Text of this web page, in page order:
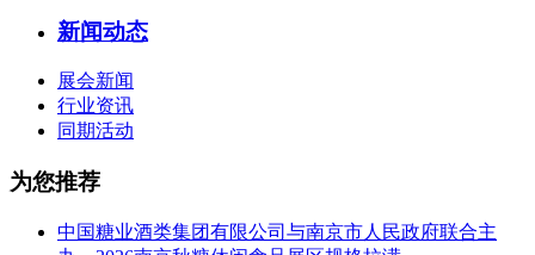
新闻动态
展会新闻
行业资讯
同期活动
为您推荐
中国糖业酒类集团有限公司与南京市人民政府联合主